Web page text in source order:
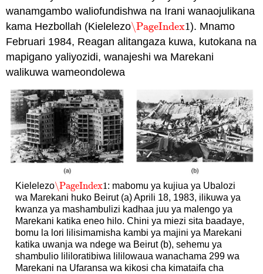
wanamgambo waliofundishwa na Irani wanaojulikana
kama Hezbollah (Kielelezo\PageIndex1
\PageIndex1). Mnamo
Februari 1984, Reagan alitangaza kuwa, kutokana na
mapigano yaliyozidi, wanajeshi wa Marekani
walikuwa wameondolewa
Kielelezo\PageIndex1
\PageIndex1: mabomu ya kujiua ya Ubalozi
wa Marekani huko Beirut (a) Aprili 18, 1983, ilikuwa ya
kwanza ya mashambulizi kadhaa juu ya malengo ya
Marekani katika eneo hilo. Chini ya miezi sita baadaye,
bomu la lori lilisimamisha kambi ya majini ya Marekani
katika uwanja wa ndege wa Beirut (b), sehemu ya
shambulio lililoratibiwa lililowaua wanachama 299 wa
Marekani na Ufaransa wa kikosi cha kimataifa cha